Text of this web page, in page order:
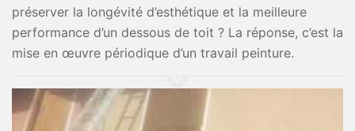
préserver la longévité d’esthétique et la meilleure
performance d’un dessous de toit ? La réponse, c’est la
mise en œuvre périodique d’un travail peinture.